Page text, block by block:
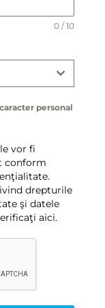
0 / 10
personal
vor fi
conform
drepturile
şi datele
aici.